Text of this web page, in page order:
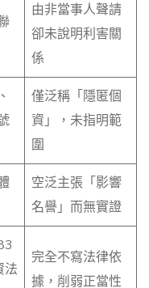
由非當事人聲請
卻未說明利害關
係
僅泛稱「隱匿個
資」，未指明範
圍
空泛主張「影響
名譽」而無實證
法
完全不寫法律依
據，削弱正當性